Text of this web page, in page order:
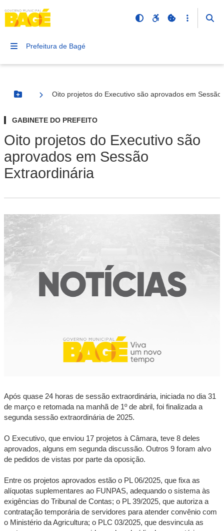
Prefeitura de Bagé
Botão Menu
Oito projetos do Executivo são aprovados em Sessão
GABINETE DO PREFEITO
Oito projetos do Executivo são
aprovados em Sessão
Extraordinária
Após quase 24 horas de sessão extraordinária, iniciada no dia 31
de março e retomada na manhã de 1º de abril, foi finalizada a
segunda sessão extraordinária de 2025.
O Executivo, que enviou 17 projetos à Câmara, teve 8 deles
aprovados, alguns em segunda discussão. Outros 9 foram alvo
de pedidos de vistas por parte da oposição.
Entre os projetos aprovados estão o PL 06/2025, que fixa as
alíquotas suplementares ao FUNPAS, adequando o sistema às
exigências do Tribunal de Contas; o PL 39/2025, que autoriza a
contratação temporária de servidores para atender convênio com
o Ministério da Agricultura; o PLC 03/2025, que desvincula as